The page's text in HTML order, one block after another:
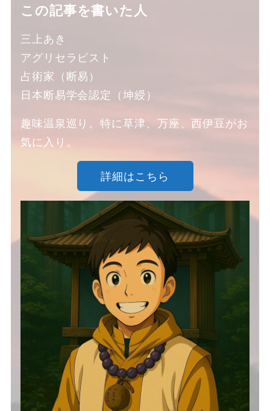
この記事を書いた人
三上あき
アグリセラピスト
占術家（断易）
日本断易学会認定（坤綬）
趣味温泉巡り。特に草津、万座、西伊豆がお
気に入り。
詳細はこちら